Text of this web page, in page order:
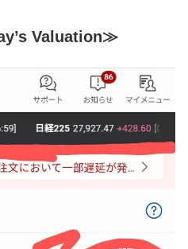
Valuation≫